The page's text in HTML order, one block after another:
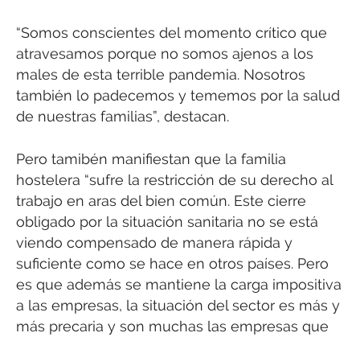
“Somos conscientes del momento crítico que
atravesamos porque no somos ajenos a los
males de esta terrible pandemia. Nosotros
también lo padecemos y tememos por la salud
de nuestras familias”, destacan.
Pero tamibén manifiestan que la familia
hostelera “sufre la restricción de su derecho al
trabajo en aras del bien común. Este cierre
obligado por la situación sanitaria no se está
viendo compensado de manera rápida y
suficiente como se hace en otros países. Pero
es que además se mantiene la carga impositiva
a las empresas, la situación del sector es más y
más precaria y son muchas las empresas que